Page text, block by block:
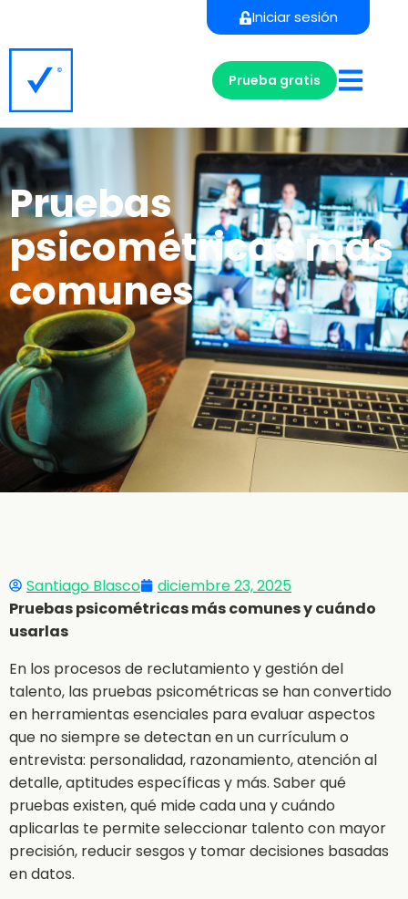
Iniciar sesión
Prueba gratis
Pruebas
psicométricas más
comunes
Santiago Blasco
diciembre 23, 2025
Pruebas psicométricas más comunes y cuándo
usarlas
En los procesos de reclutamiento y gestión del
talento, las pruebas psicométricas se han convertido
en herramientas esenciales para evaluar aspectos
que no siempre se detectan en un currículum o
entrevista: personalidad, razonamiento, atención al
detalle, aptitudes específicas y más. Saber qué
pruebas existen, qué mide cada una y cuándo
aplicarlas te permite seleccionar talento con mayor
precisión, reducir sesgos y tomar decisiones basadas
en datos.